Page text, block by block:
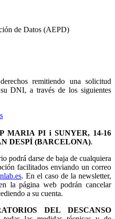
de Datos (AEPD)
remitiendo una solicitud
DNI, a través de los siguientes
MARIA PI i SUNYER, 14-16
DESPÍ (BARCELONA).
podrá darse de baja de cualquiera
facilitados enviando un correo
. En el caso de la newsletter,
la página web podrán cancelar
a su cuenta.
DEL DESCANSO